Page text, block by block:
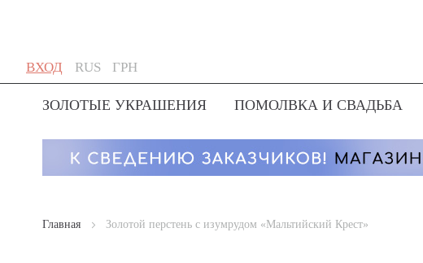
ВХОД
Skip
to
Content
Язык
RUS Валюта
ГРН
ЗОЛОТЫЕ УКРАШЕНИЯ ПОМОЛВКА И СВАДЬБА
Главная Золотой перстень с изумрудом «Мальтийский Крест»